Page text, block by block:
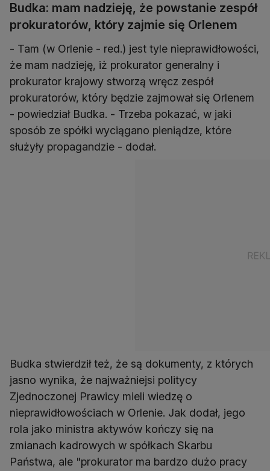
Budka: mam nadzieję, że powstanie zespół
prokuratorów, który zajmie się Orlenem
- Tam (w Orlenie - red.) jest tyle nieprawidłowości,
że mam nadzieję, iż prokurator generalny i
prokurator krajowy stworzą wręcz zespół
prokuratorów, który będzie zajmował się Orlenem
- powiedział Budka. - Trzeba pokazać, w jaki
sposób ze spółki wyciągano pieniądze, które
służyły propagandzie - dodał.
Budka stwierdził też, że są dokumenty, z których
jasno wynika, że najważniejsi politycy
Zjednoczonej Prawicy mieli wiedzę o
nieprawidłowościach w Orlenie. Jak dodał, jego
rola jako ministra aktywów kończy się na
zmianach kadrowych w spółkach Skarbu
Państwa, ale "prokurator ma bardzo dużo pracy